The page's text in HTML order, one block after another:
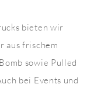
bieten wir
aus frischem
sowie Pulled
bei Events und